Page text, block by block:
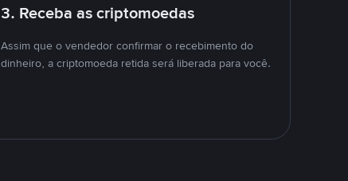
3. Receba as criptomoedas
Assim que o vendedor confirmar o recebimento do
dinheiro, a criptomoeda retida será liberada para você.